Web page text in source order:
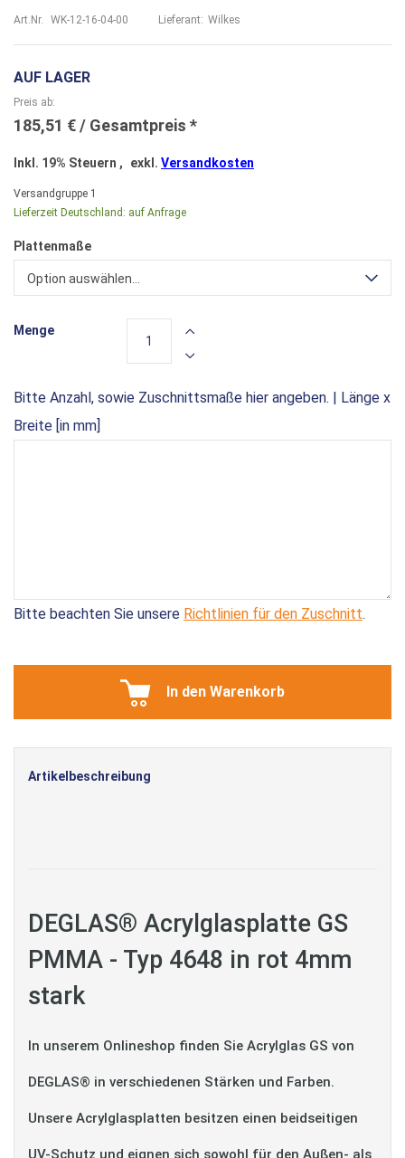
Art.Nr. WK-12-16-04-00 Lieferant: Wilkes
AUF LAGER
Preis ab
185,51 €
Inkl. 19% Steuern , exkl. Versandkosten
Versandgruppe 1
Lieferzeit Deutschland: auf Anfrage
Plattenmaße
Option auswählen...
Bitte Anzahl, sowie Zuschnittsmaße hier angeben. | Länge x
Breite [in mm]
Bitte beachten Sie unsere Richtlinien für den Zuschnitt.
Menge
In den Warenkorb
Artikelbeschreibung
DEGLAS® Acrylglasplatte GS
PMMA - Typ 4648 in rot 4mm
stark
In unserem Onlineshop finden Sie Acrylglas GS von
DEGLAS® in verschiedenen Stärken und Farben.
Unsere Acrylglasplatten besitzen einen beidseitigen
UV-Schutz und eignen sich sowohl für den Außen- als